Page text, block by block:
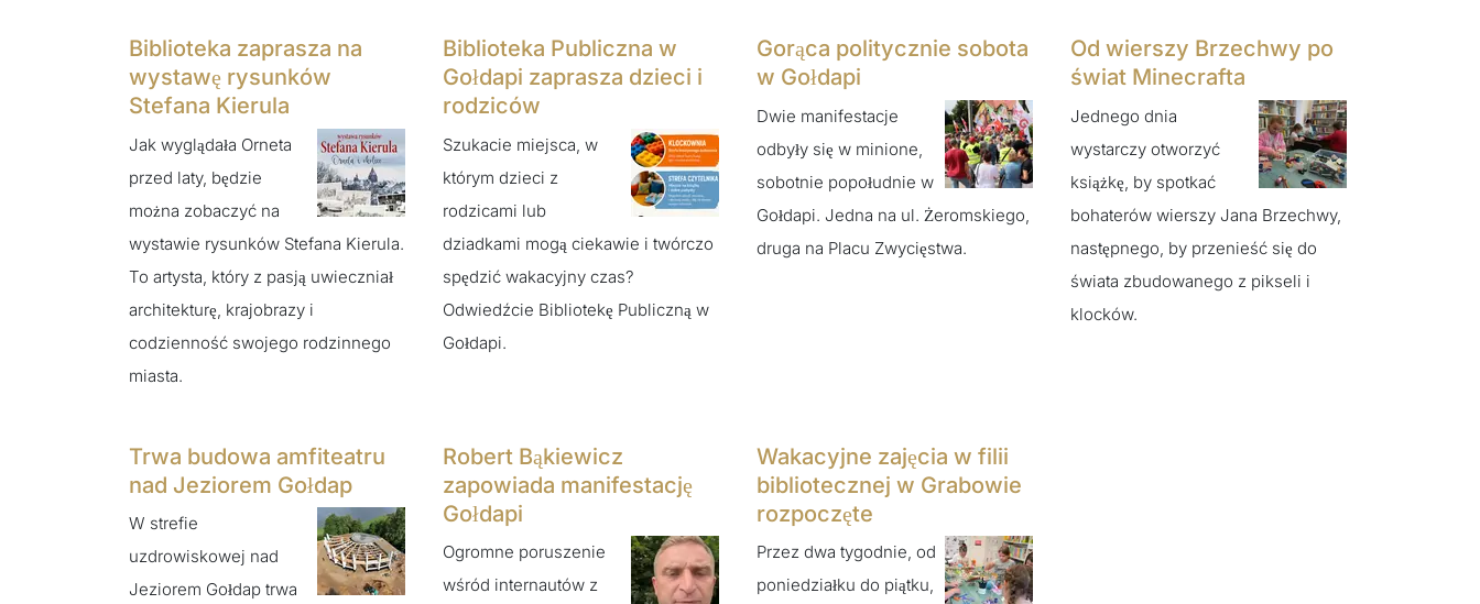
Biblioteka zaprasza na
wystawę rysunków
Stefana Kierula
Jak wyglądała Orneta
przed laty, będzie
można zobaczyć na
wystawie rysunków Stefana Kierula.
To artysta, który z pasją uwieczniał
architekturę, krajobrazy i
codzienność swojego rodzinnego
miasta.
Biblioteka Publiczna w
Gołdapi zaprasza dzieci i
rodziców
Szukacie miejsca, w
którym dzieci z
rodzicami lub
dziadkami mogą ciekawie i twórczo
spędzić wakacyjny czas?
Odwiedźcie Bibliotekę Publiczną w
Gołdapi.
Gorąca politycznie sobota
w Gołdapi
Dwie manifestacje
odbyły się w minione,
sobotnie popołudnie w
Gołdapi. Jedna na ul. Żeromskiego,
druga na Placu Zwycięstwa.
Od wierszy Brzechwy po
świat Minecrafta
Jednego dnia
wystarczy otworzyć
książkę, by spotkać
bohaterów wierszy Jana Brzechwy,
następnego, by przenieść się do
świata zbudowanego z pikseli i
klocków.
Trwa budowa amfiteatru
nad Jeziorem Gołdap
W strefie
uzdrowiskowej nad
Jeziorem Gołdap trwa
Robert Bąkiewicz
zapowiada manifestację
Gołdapi
Ogromne poruszenie
wśród internautów z
Wakacyjne zajęcia w filii
bibliotecznej w Grabowie
rozpoczęte
Przez dwa tygodnie, od
poniedziałku do piątku,